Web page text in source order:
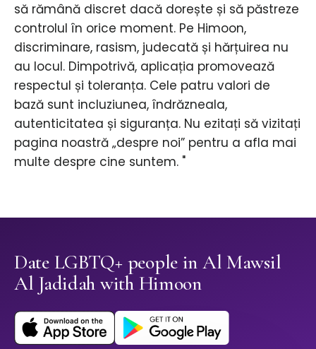
să rămână discret dacă dorește și să păstreze
controlul în orice moment. Pe Himoon,
discriminare, rasism, judecată și hărțuirea nu
au locul. Dimpotrivă, aplicația promovează
respectul și toleranța. Cele patru valori de
bază sunt incluziunea, îndrăzneala,
autenticitatea și siguranța. Nu ezitați să vizitați
pagina noastră „despre noi” pentru a afla mai
multe despre cine suntem. "
Date LGBTQ+ people in Al Mawsil
Al Jadidah with Himoon